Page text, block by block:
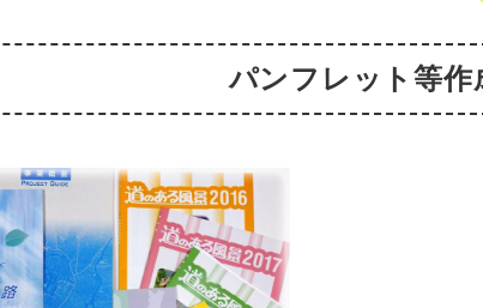
パンフレット等作